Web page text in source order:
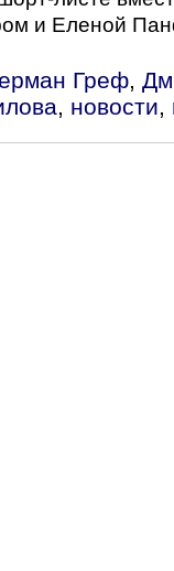
и Еленой
Греф,
, новости,